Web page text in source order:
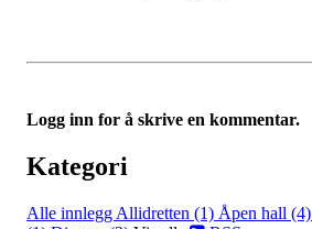
Logg inn for å skrive en kommentar.
Kategori
Alle innlegg Allidretten (1) Åpen hall (4)